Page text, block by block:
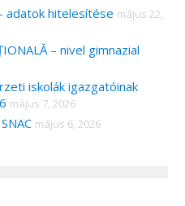
adatok hitelesítése május 22,
– nivel gimnazial
iskolák igazgatóinak
május 7, 2026
május 6, 2026